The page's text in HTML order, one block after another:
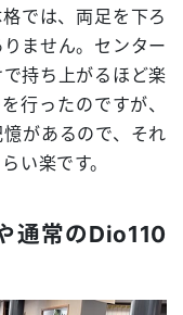
では、両足を下ろ
ません。センター
持ち上がるほど楽
行ったのですが、
があるので、それ
い楽です。
通常のDio110